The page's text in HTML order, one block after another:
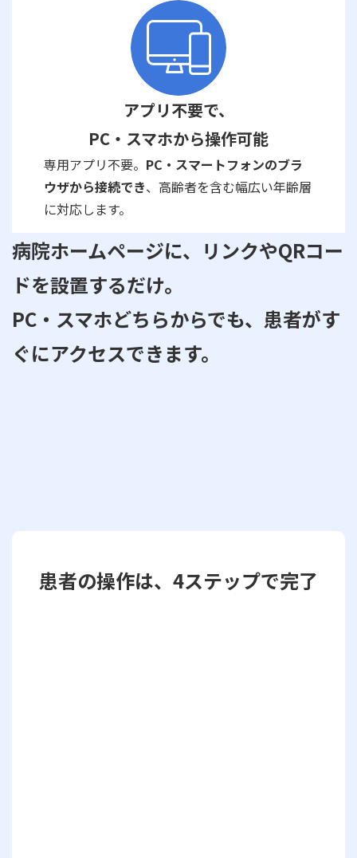
アプリ不要で、
PC・スマホから操作可能
専用アプリ不要。 PC・スマートフォンのブラ
ウザから接続でき、高齢者を含む幅広い年齢層
に対応します。
病院ホームページに、リンクやQRコー
ドを設置するだけ。
PC・スマホどちらからでも、患者がす
ぐにアクセスできます。
患者の操作は、4ステップで完了